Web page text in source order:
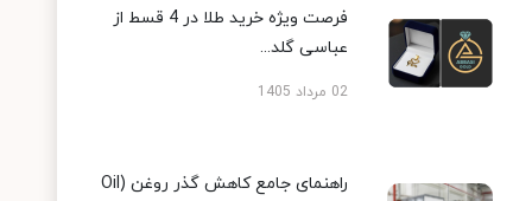
فرصت ویژه خرید طلا در 4 قسط از
عباسی گلد...
02 مرداد 1405
راهنمای جامع کاهش گذر روغن (Oil